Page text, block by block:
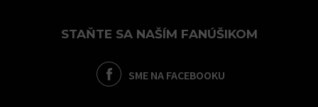
STAŇTE SA NAŠÍM FANÚŠIKOM
SME NA FACEBOOKU